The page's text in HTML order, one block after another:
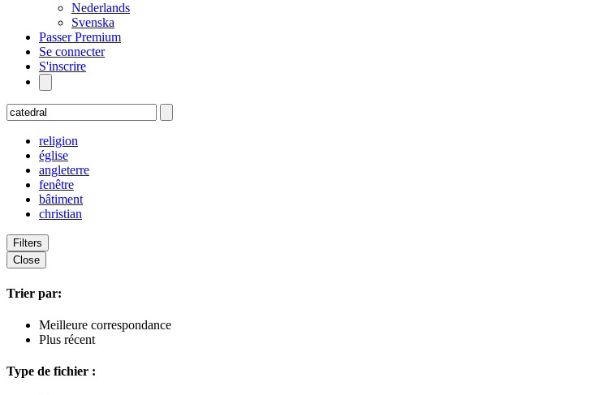
Nederlands
Svenska
Passer Premium
Se connecter
S'inscrire
religion
église
angleterre
fenêtre
bâtiment
christian
Filters
Close
Trier par:
Meilleure correspondance
Plus récent
Type de fichier :